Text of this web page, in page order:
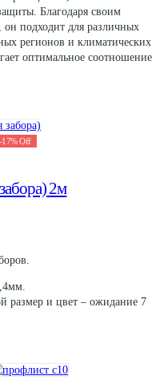
Благодаря своим
он подходит для различных
регионов и климатических
оптимальное соотношение
-17% Off
2м
и цвет – ожидание 7